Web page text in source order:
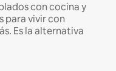
con cocina y
para vivir con
Es la alternativa